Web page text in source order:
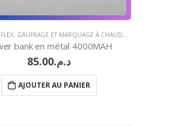
FLEX, GAUFRAGE ET MARQUAGE À CHAUD, GRAVURE
bank en métal 4000MAH
د.م.85.00
AJOUTER AU PANIER